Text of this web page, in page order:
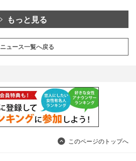
もっと見る
ニュース一覧へ戻る
このページのトップへ